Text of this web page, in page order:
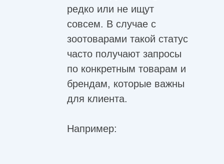
редко или не ищут
совсем. В случае с
зоотоварами такой статус
часто получают запросы
по конкретным товарам и
брендам, которые важны
для клиента.
Например: